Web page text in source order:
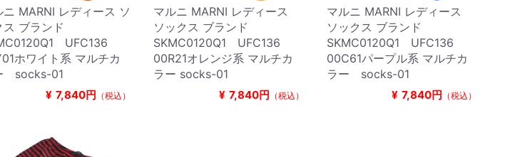
ニ MARNI レディース ソ
ス ブランド
UFC136
ホワイト系 マルチカ
socks-01
¥ 7,840円 （税込）
マルニ MARNI レディース
ソックス ブランド
SKMC0120Q1 UFC136
00R21オレンジ系 マルチカ
ラー socks-01
¥ 7,840円 （税込）
マルニ MARNI レディース
ソックス ブランド
SKMC0120Q1 UFC136
00C61パープル系 マルチカ
ラー socks-01
¥ 7,840円 （税込）